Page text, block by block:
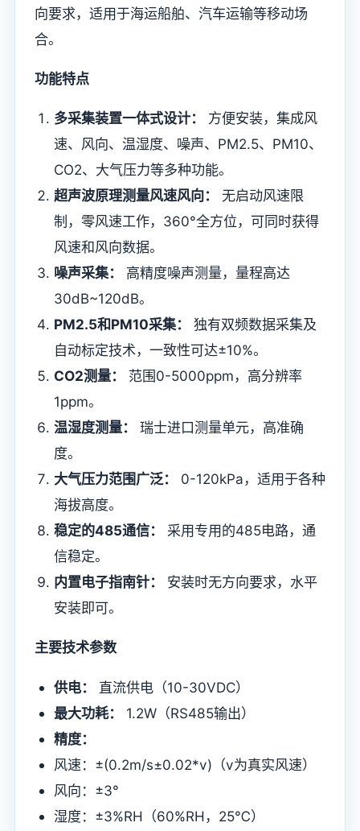
向要求，适用于海运船舶、汽车运输等移动场
合。
功能特点
多采集装置一体式设计：
方便安装，集成风
速、风向、温湿度、噪声、PM2.5、PM10、
CO2、大气压力等多种功能。
超声波原理测量风速风向：
无启动风速限
制，零风速工作，360°全方位，可同时获得
风速和风向数据。
噪声采集：
高精度噪声测量，量程高达
30dB~120dB。
PM2.5和PM10采集：
独有双频数据采集及
自动标定技术，一致性可达±10%。
CO2测量：
范围0-5000ppm，高分辨率
1ppm。
温湿度测量：
瑞士进口测量单元，高准确
度。
大气压力范围广泛：
0-120kPa，适用于各种
海拔高度。
稳定的485通信：
采用专用的485电路，通
信稳定。
内置电子指南针：
安装时无方向要求，水平
安装即可。
主要技术参数
供电：
直流供电（10-30VDC）
最大功耗：
1.2W（RS485输出）
精度：
风速：±(0.2m/s±0.02*v)（v为真实风速）
风向：±3°
湿度：±3%RH（60%RH，25℃）